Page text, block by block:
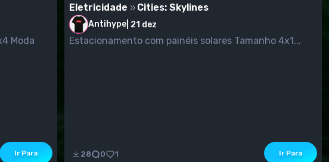
Ir Para
Eletricidade
Cities: Skylines
Antihype 21 dez
Estacionamento com painéis solares Tamanho 4x1...
28 0 1 Ir Para